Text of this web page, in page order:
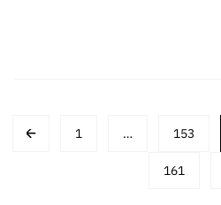
Posts
navigation
1 … 153
161